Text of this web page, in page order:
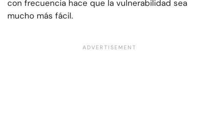
con frecuencia hace que la vulnerabilidad sea
mucho más fácil.